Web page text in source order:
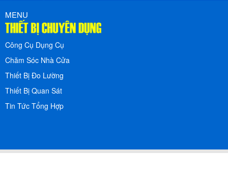
MENU
Công Cụ Dụng Cụ
Chăm Sóc Nhà Cửa
Thiết Bị Đo Lường
Thiết Bị Quan Sát
Tin Tức Tổng Hợp